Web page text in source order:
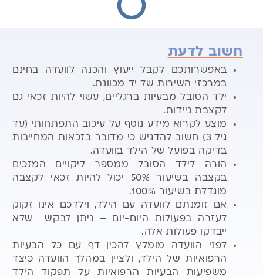
חשוב לדעת
באפשרותכם לקבל ייעוץ והכנה לוועדה בחינם
במרכזי השירות של יד מכוונת.
ילד הסובל מבעיות ברגליים, עשוי להיות זכאי גם
לקצבת ניידות.
מוצע לקרוא מידע נוסף על עיכוב התפתחותי (עד
גיל 3) חשוב להדגיש כי מדובר בזכאות המחייבות
בדיקה בפועל של הילד בוועדה.
הורה לילד הסובל ממספר ליקויים המזכים
בקצבה בשיעור 50% יכול להיות זכאי לקצבה
מוגדלת בשיעור 100%.
אם זומנתם לוועדה עם הילד, וילדכם אינו זקוק
לעזרה בפעולות היום-יום – ניתן לבקש שלא
ייבדקו פעולות אלה.
לפני הוועדה מומלץ להכין דף עם כל הבעיות
הרפואיות של הילד, ולציין במהלך הוועדה כיצד
משפיעות הבעיות הרפואיות על תפקוד הילד